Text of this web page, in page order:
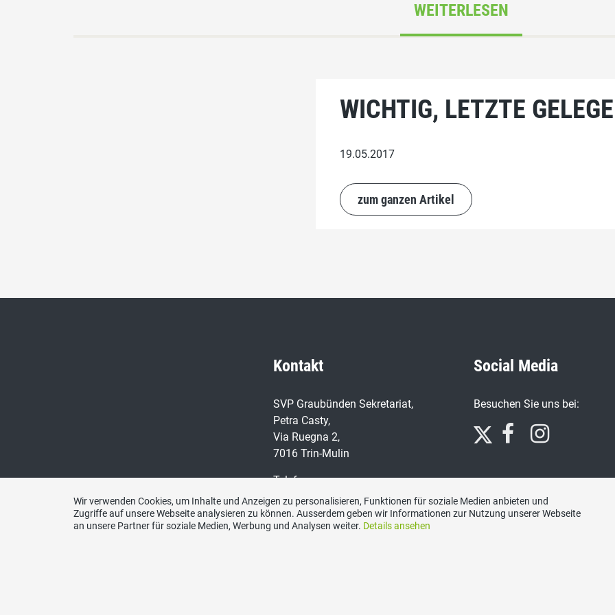
WEITERLESEN
WICHTIG, LETZTE
19.05.2017
zum ganzen Artikel
Kontakt
SVP Graubünden Sekretariat,
Petra Casty,
Via Ruegna 2,
7016 Trin-Mulin
Telefon
076 247 91 66
E-Mail
Social Media
Besuchen Sie uns bei:
Wir verwenden Cookies, um Inhalte und Anzeigen zu personalisieren, Funktionen für soziale Medien anbieten und
Zugriffe auf unsere Webseite analysieren zu können. Ausserdem geben wir Informationen zur Nutzung unserer Webseite
an unsere Partner für soziale Medien, Werbung und Analysen weiter. Details ansehen